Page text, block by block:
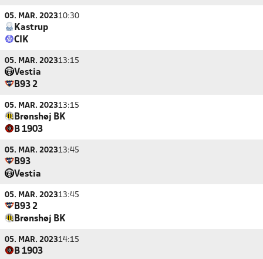
05. MAR. 202310:30
Kastrup
CIK
05. MAR. 202313:15
Vestia
B93 2
05. MAR. 202313:15
Brønshøj BK
B 1903
05. MAR. 202313:45
B93
Vestia
05. MAR. 202313:45
B93 2
Brønshøj BK
05. MAR. 202314:15
B 1903